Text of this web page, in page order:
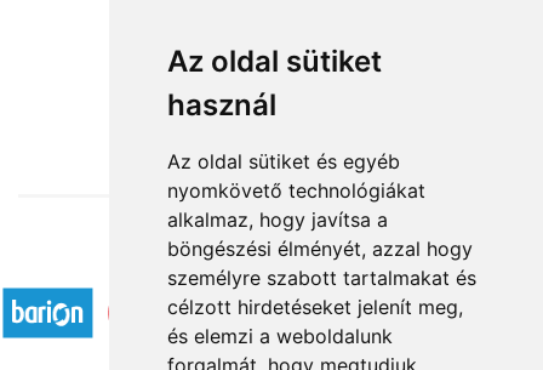
Az oldal sütiket
használ
Az oldal sütiket és egyéb
nyomkövető technológiákat
alkalmaz, hogy javítsa a
böngészési élményét, azzal hogy
személyre szabott tartalmakat és
célzott hirdetéseket jelenít meg,
és elemzi a weboldalunk
forgalmát, hogy megtudjuk
Kosárnyi szépség
16 320 Ft-tól
Elfogadott fizetési módok